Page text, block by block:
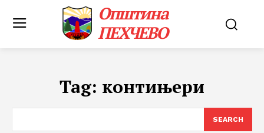
Општина
ПЕХЧЕВО
Tag: контињери
SEARCH